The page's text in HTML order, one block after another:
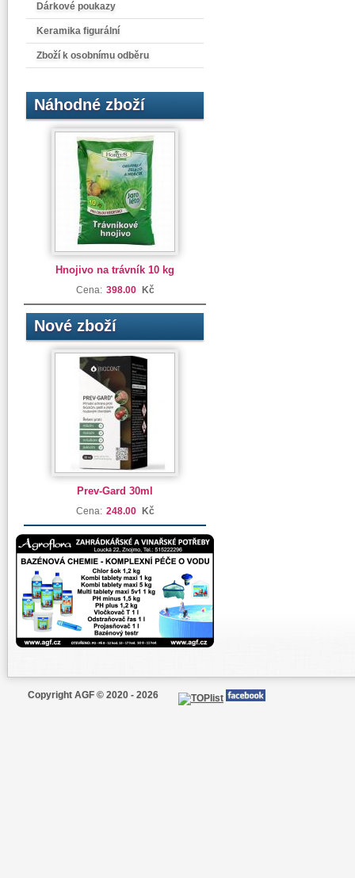
Dárkové poukazy
Keramika figurální
Zboží k osobnímu odběru
Náhodné zboží
Hnojivo na trávník 10 kg
Cena: 398.00 Kč
Nové zboží
Prev-Gard 30ml
Cena: 248.00 Kč
Copyright AGF © 2020 - 2026